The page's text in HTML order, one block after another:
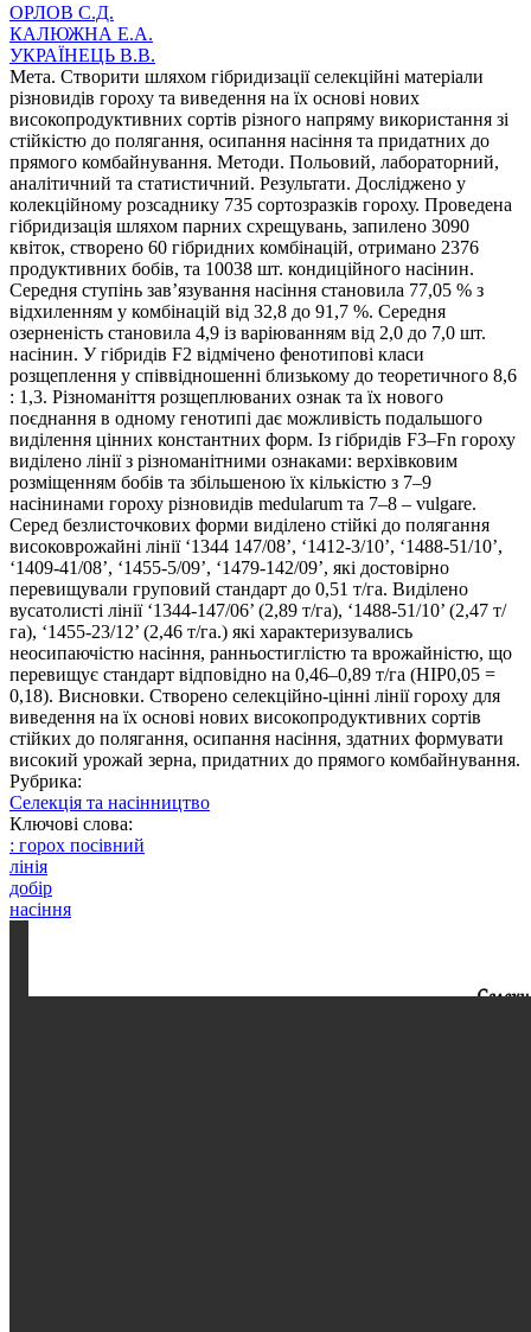
ОРЛОВ С.Д.
КАЛЮЖНА Е.А.
УКРАЇНЕЦЬ В.В.
Мета. Створити шляхом гібридизації селекційні матеріали
різновидів гороху та виведення на їх основі нових
високопродуктивних сортів різного напряму використання зі
стійкістю до полягання, осипання насіння та придатних до
прямого комбайнування. Методи. Польовий, лабораторний,
аналітичний та статистичний. Результати. Досліджено у
колекційному розсаднику 735 сортозразків гороху. Проведена
гібридизація шляхом парних схрещувань, запилено 3090
квіток, створено 60 гібридних комбінацій, отримано 2376
продуктивних бобів, та 10038 шт. кондиційного насінин.
Середня ступінь зав’язування насіння становила 77,05 % з
відхиленням у комбінацій від 32,8 до 91,7 %. Середня
озерненість становила 4,9 із варіюванням від 2,0 до 7,0 шт.
насінин. У гібридів F2 відмічено фенотипові класи
розщеплення у співвідношенні близькому до теоретичного 8,6
: 1,3. Різноманіття розщеплюваних ознак та їх нового
поєднання в одному генотипі дає можливість подальшого
виділення цінних константних форм. Із гібридів F3–Fn гороху
виділено лінії з різноманітними ознаками: верхівковим
розміщенням бобів та збільшеною їх кількістю з 7–9
насінинами гороху різновидів medularum та 7–8 – vulgare.
Серед безлисточкових форми виділено стійкі до полягання
високоврожайні лінії ‘1344 147/08’, ‘1412-3/10’, ‘1488-51/10’,
‘1409-41/08’, ‘1455-5/09’, ‘1479-142/09’, які достовірно
перевищували груповий стандарт до 0,51 т/га. Виділено
вусатолисті лінії ‘1344-147/06’ (2,89 т/га), ‘1488-51/10’ (2,47 т/
га), ‘1455-23/12’ (2,46 т/га.) які характеризувались
неосипаючістю насіння, ранньостиглістю та врожайністю, що
перевищує стандарт відповідно на 0,46–0,89 т/га (HIP0,05 =
0,18). Висновки. Створено селекційно-цінні лінії гороху для
виведення на їх основі нових високопродуктивних сортів
стійких до полягання, осипання насіння, здатних формувати
високий урожай зерна, придатних до прямого комбайнування.
Рубрика:
Селекція та насінництво
Ключові слова:
: горох посівний
лінія
добір
насіння